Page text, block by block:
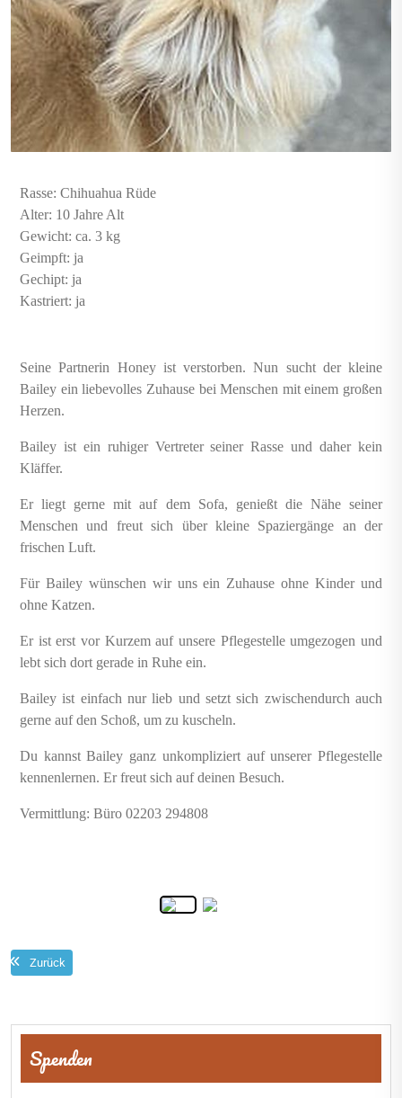
Rasse: Chihuahua Rüde
Alter: 10 Jahre Alt
Gewicht: ca. 3 kg
Geimpft: ja
Gechipt: ja
Kastriert: ja
Seine Partnerin Honey ist verstorben. Nun sucht der kleine
Bailey ein liebevolles Zuhause bei Menschen mit einem großen
Herzen.
Bailey ist ein ruhiger Vertreter seiner Rasse und daher kein
Kläffer.
Er liegt gerne mit auf dem Sofa, genießt die Nähe seiner
Menschen und freut sich über kleine Spaziergänge an der
frischen Luft.
Für Bailey wünschen wir uns ein Zuhause ohne Kinder und
ohne Katzen.
Er ist erst vor Kurzem auf unsere Pflegestelle umgezogen und
lebt sich dort gerade in Ruhe ein.
Bailey ist einfach nur lieb und setzt sich zwischendurch auch
gerne auf den Schoß, um zu kuscheln.
Du kannst Bailey ganz unkompliziert auf unserer Pflegestelle
kennenlernen. Er freut sich auf deinen Besuch.
Vermittlung: Büro 02203 294808
Zurück
Beitragsnavigation
Spenden